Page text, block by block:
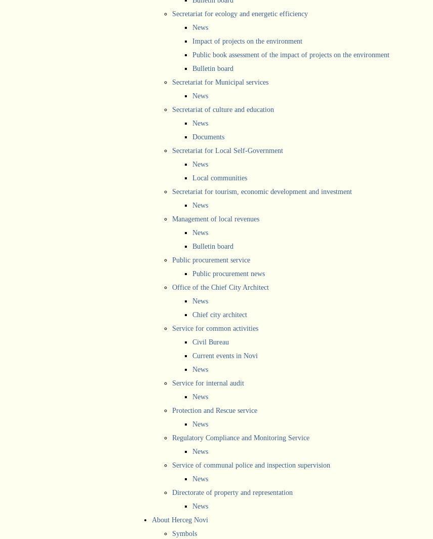
Secretariat for ecology and energetic efficiency
News
Impact of projects on the environment
Public book assessment of the impact of projects on the environment
Bulletin board
Secretariat for Municipal services
News
Secretariat of culture and education
News
Documents
Secretariat for Local Self-Government
News
Local communities
Secretariat for tourism, economic development and investment
News
Management of local revenues
News
Bulletin board
Public procurement service
Public procurement news
Office of the Chief City Architect
News
Chief city architect
Service for common activities
Civil Bureau
Current events in Novi
News
Service for internal audit
News
Protection and Rescue service
News
Regulatory Compliance and Monitoring Service
News
Service of communal police and inspection supervision
News
Directorate of property and representation
News
About Herceg Novi
Symbols